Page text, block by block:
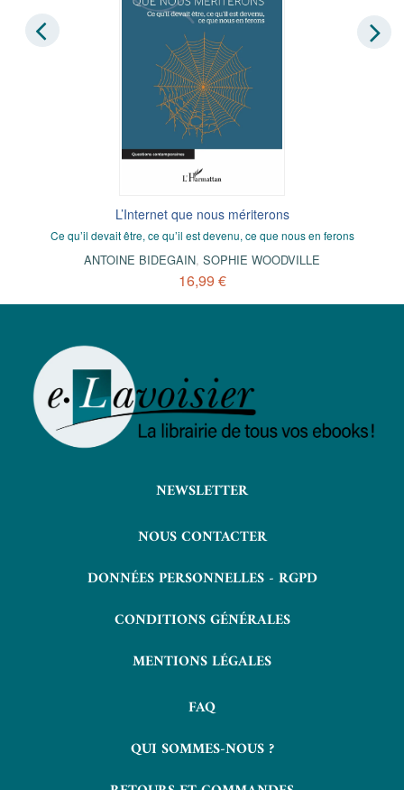
L’Internet que nous mériterons
Ce qu’il devait être, ce qu’il est devenu, ce que nous en ferons
ANTOINE BIDEGAIN, SOPHIE WOODVILLE
16,99 €
NEWSLETTER
NOUS CONTACTER
DONNÉES PERSONNELLES - RGPD
CONDITIONS GÉNÉRALES
MENTIONS LÉGALES
FAQ
QUI SOMMES-NOUS ?